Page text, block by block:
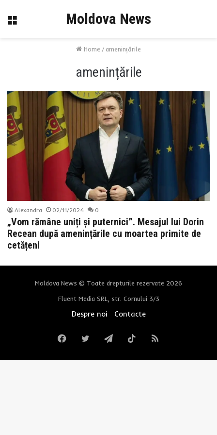
Menu Moldova News
Home /amenințările
amenințările
Alexandra 02/11/2024 0
„Vom rămâne uniți și puternici”. Mesajul lui Dorin
Recean după amenințările cu moartea primite de
cetățeni
Moldova News © Toate drepturile rezervate 2026
Fluent Media SRL, str. Cornului 3/3
Despre noi Contacte
FacebookTwitterTelegramTikTokRSS